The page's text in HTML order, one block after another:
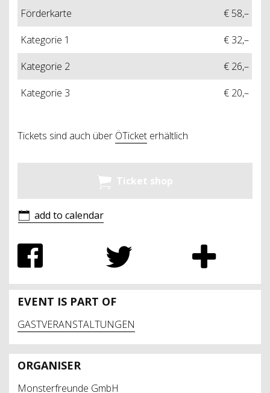
Förderkarte
€ 58,–
Kategorie 1
€ 32,–
Kategorie 2
€ 26,–
Kategorie 3
€ 20,–
Tickets sind auch über ÖTicket erhältlich
Ticket shop
add to calendar
EVENT IS PART OF
GASTVERANSTALTUNGEN
ORGANISER
Monsterfreunde GmbH